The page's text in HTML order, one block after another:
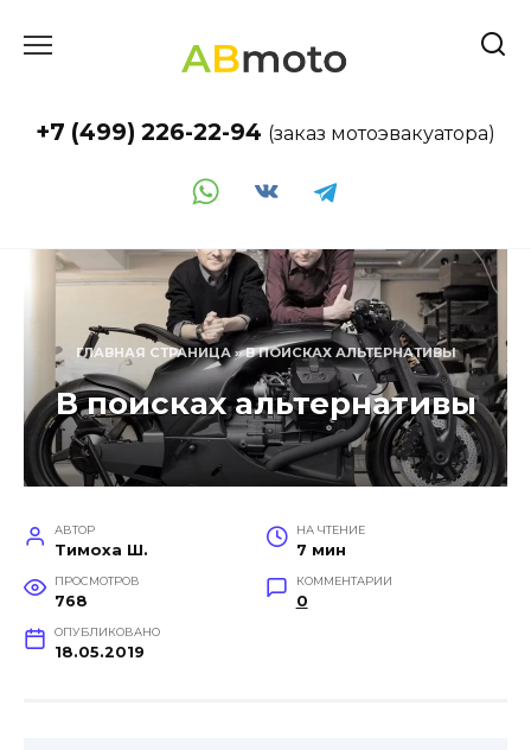
+7 (499) 226-22-94 (заказ мотоэвакуатора)
ГЛАВНАЯ СТРАНИЦА»В ПОИСКАХ АЛЬТЕРНАТИВЫ
В поисках альтернативы
АВТОР
Тимоха Ш.
НА ЧТЕНИЕ
7 мин
ПРОСМОТРОВ
768
КОММЕНТАРИИ
0
ОПУБЛИКОВАНО
18.05.2019